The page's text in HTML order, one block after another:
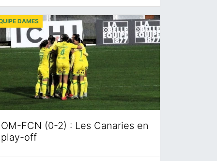
OM-FCN (0-2) : Les Canaries en
play-off
DAMES